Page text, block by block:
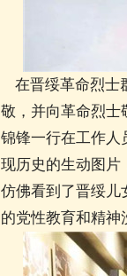
在晋绥革命烈士
敬，并向革命烈士
锦锋一行在工作人
现历史的生动图片
仿佛看到了晋绥儿
的党性教育和精神